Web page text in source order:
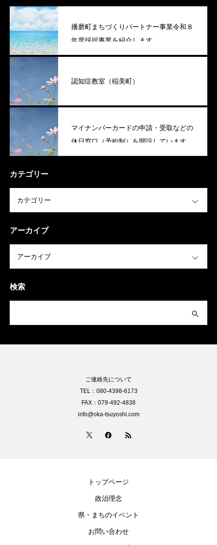
播磨町まちづくりパートナー事業令和８
年度採択事業を紹介します
認知症教室（稲美町）
マイナンバーカードの申請・受取などの
休日窓口（予約制）を開設しています
（稲美町）
カテゴリー
アーカイブ
検索
ご連絡先について
TEL：080-4398-6173
FAX：079-492-4838
info@oka-tsuyoshi.com
トップページ
政治理念
県・まちのイベント
お問い合わせ